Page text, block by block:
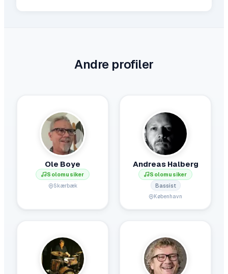
Andre profiler
Ole Boye
Solomusiker
Skærbæk
Andreas Halberg
Solomusiker
Bassist
København